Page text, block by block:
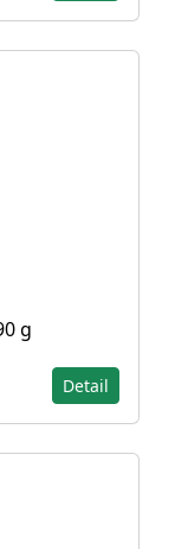
g
Detail